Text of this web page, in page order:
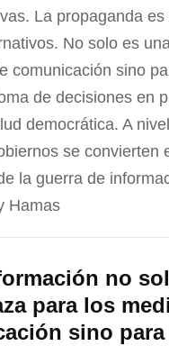
La propaganda es
No solo es
comunicación sino
de decisiones en
democrática. A nivel
se convierten
la guerra de
Hamas
no
para los
sino